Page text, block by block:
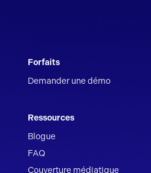
Forfaits
Demander une démo
Ressources
Blogue
FAQ
Couverture médiatique